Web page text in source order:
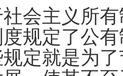
主义所有
规定了公
定就是为